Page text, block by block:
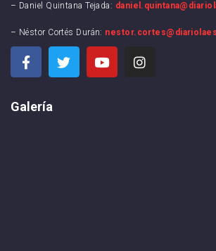
– Daniel Quintana Tejada:
– Néstor Cortés Durán:
Galería